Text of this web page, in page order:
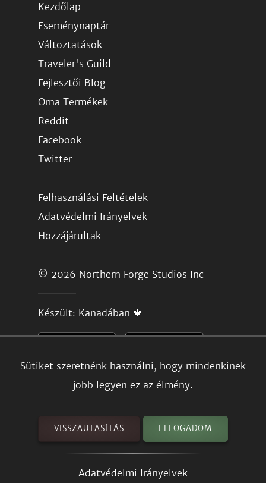
Sütiket szeretnénk használni, hogy mindenkinek
jobb legyen ez az élmény.
VISSZAUTASÍTÁS ELFOGADOM
Adatvédelmi Irányelvek
Kezdőlap
Eseménynaptár
Változtatások
Traveler's Guild
Fejlesztői Blog
Orna Termékek
Reddit
Facebook
Twitter
Felhasználási Feltételek
Adatvédelmi Irányelvek
Hozzájárultak
© 2026 Northern Forge Studios Inc
Készült: Kanadában 🍁